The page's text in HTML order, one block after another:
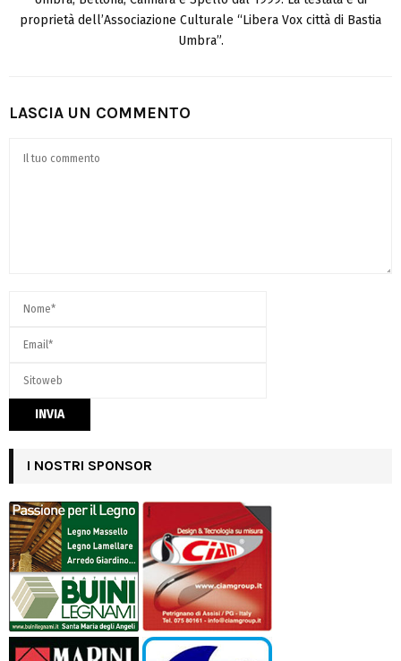
proprietà dell’Associazione Culturale “Libera Vox città di Bastia
Umbra”.
LASCIA UN COMMENTO
I NOSTRI SPONSOR